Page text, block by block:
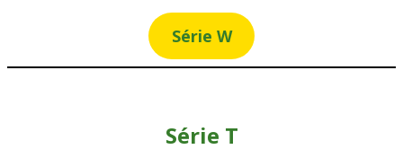
Série W
Série T